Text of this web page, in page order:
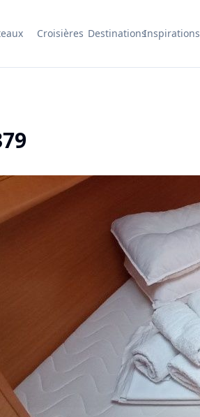
Croisières DestinationsInspirations